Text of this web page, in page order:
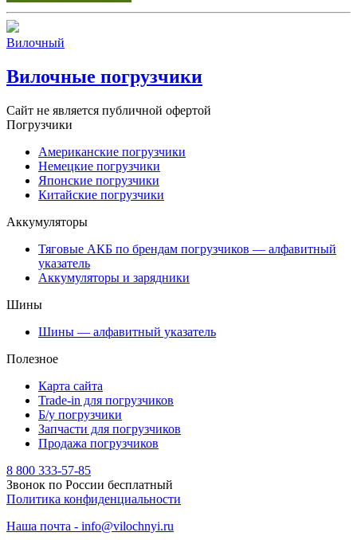
Вилочный
Вилочные погрузчики
Сайт не является публичной офертой
Погрузчики
Американские погрузчики
Немецкие погрузчики
Японские погрузчики
Китайские погрузчики
Аккумуляторы
Тяговые АКБ по брендам погрузчиков — алфавитный
указатель
Аккумуляторы и зарядники
Шины
Шины — алфавитный указатель
Полезное
Карта сайта
Trade-in для погрузчиков
Б/у погрузчики
Запчасти для погрузчиков
Продажа погрузчиков
8 800 333-57-85
Звонок по России бесплатный
Политика конфиденциальности
Наша почта - info@vilochnyi.ru